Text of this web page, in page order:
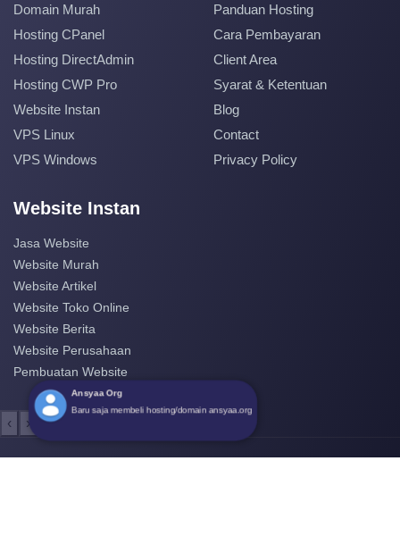
Domain Murah
Hosting CPanel
Hosting DirectAdmin
Hosting CWP Pro
Website Instan
VPS Linux
VPS Windows
Panduan Hosting
Cara Pembayaran
Client Area
Syarat & Ketentuan
Blog
Contact
Privacy Policy
Website Instan
Jasa Website
Website Murah
Website Artikel
Website Toko Online
Website Berita
Website Perusahaan
Pembuatan Website
‹ ›
ansyaa.org